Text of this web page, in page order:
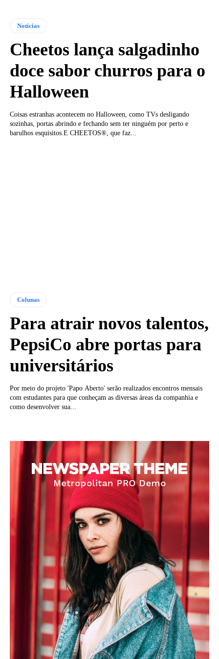
Notícias
Cheetos lança salgadinho
doce sabor churros para o
Halloween
Coisas estranhas acontecem no Halloween, como TVs desligando
sozinhas, portas abrindo e fechando sem ter ninguém por perto e
barulhos esquisitos.E CHEETOS®, que faz...
Colunas
Para atrair novos talentos,
PepsiCo abre portas para
universitários
Por meio do projeto 'Papo Aberto' serão realizados encontros mensais
com estudantes para que conheçam as diversas áreas da companhia e
como desenvolver sua...